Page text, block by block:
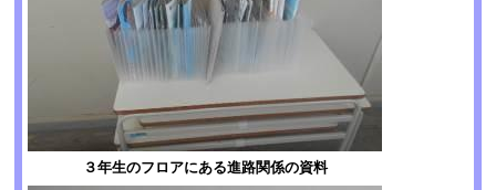
３年生のフロアにある進路関係の資料